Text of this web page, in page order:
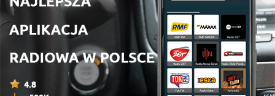
05 gru 2022
17 - Чому у Вроцлаві так багато гномів?
Dlaczego we Wrocławiu jest tak dużo krasnali?
05 gru 2022